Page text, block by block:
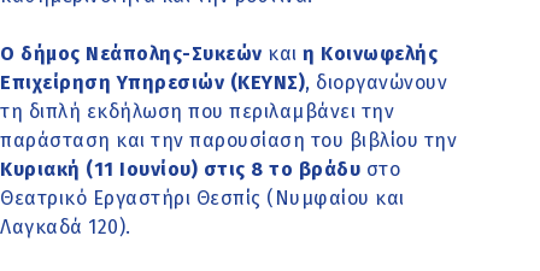
Ο δήμος Νεάπολης-Συκεών και η Κοινωφελής
Επιχείρηση Υπηρεσιών (ΚΕΥΝΣ), διοργανώνουν
τη διπλή εκδήλωση που περιλαμβάνει την
παράσταση και την παρουσίαση του βιβλίου την
Κυριακή (11 Ιουνίου) στις 8 το βράδυ στο
Θεατρικό Εργαστήρι Θεσπίς (Νυμφαίου και
Λαγκαδά 120).